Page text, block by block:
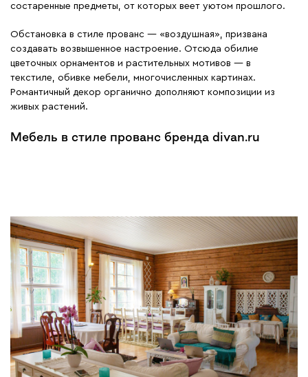
состаренные предметы, от которых веет уютом прошлого.
Обстановка в стиле прованс — «воздушная», призвана
создавать возвышенное настроение. Отсюда обилие
цветочных орнаментов и растительных мотивов — в
текстиле, обивке мебели, многочисленных картинах.
Романтичный декор органично дополняют композиции из
живых растений.
Мебель в стиле прованс бренда divan.ru